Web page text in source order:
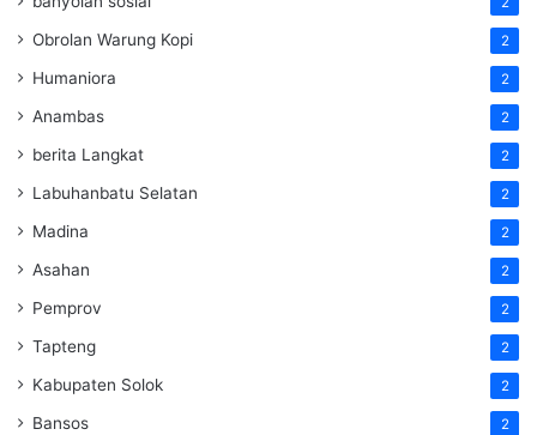
Obrolan Warung Kopi 2
Humaniora 2
Anambas 2
berita Langkat 2
Labuhanbatu Selatan 2
Madina 2
Asahan 2
Pemprov 2
Tapteng 2
Kabupaten Solok 2
Bansos 2